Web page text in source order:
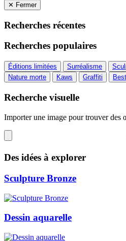
✕ Fermer
Recherches récentes
Recherches populaires
Éditions limitées Surréalisme
Nature morte
Kaws Graffiti
Recherche visuelle
Importer une image pour trouver des
Des idées à explorer
Sculpture Bronze
Dessin aquarelle